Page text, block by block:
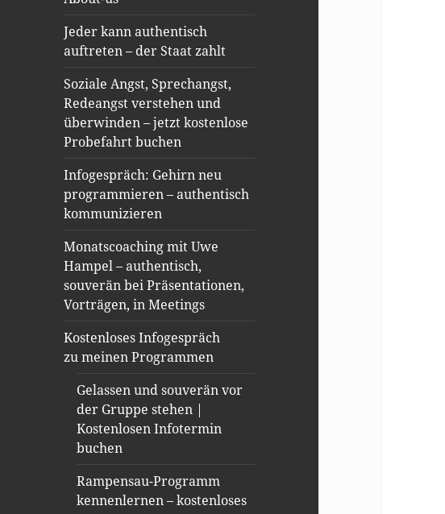
Jeder kann authentisch
auftreten – der Staat zahlt
Soziale Angst, Sprechangst,
Redeangst verstehen und
überwinden – jetzt kostenlose
Probefahrt buchen
Infogespräch: Gehirn neu
programmieren – authentisch
kommunizieren
Monatscoaching mit Uwe
Hampel – authentisch,
souverän bei Präsentationen,
Vorträgen, in Meetings
Kostenloses Infogespräch
zu meinen Programmen
Gelassen und souverän vor
der Gruppe stehen |
Kostenlosen Infotermin
buchen
Rampensau-Programm
kennenlernen – kostenloses